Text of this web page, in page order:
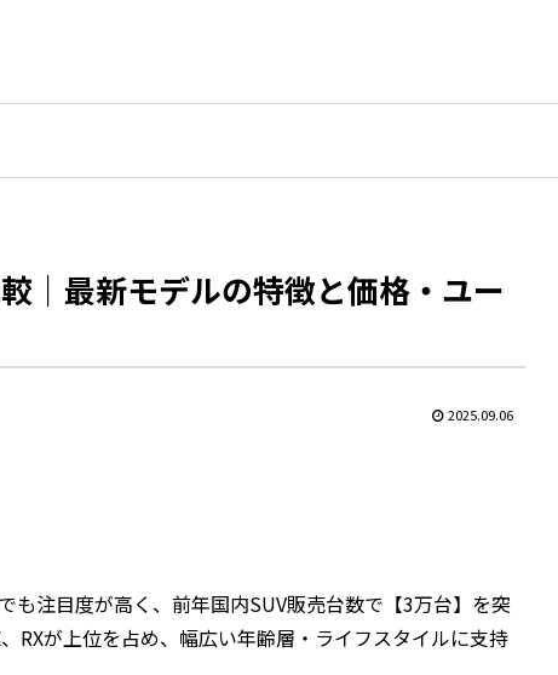
｜最新モデルの特徴と価格・ユー
2025.09.06
も注目度が高く、前年国内SUV販売台数で【3万台】を突
RXが上位を占め、幅広い年齢層・ライフスタイルに支持